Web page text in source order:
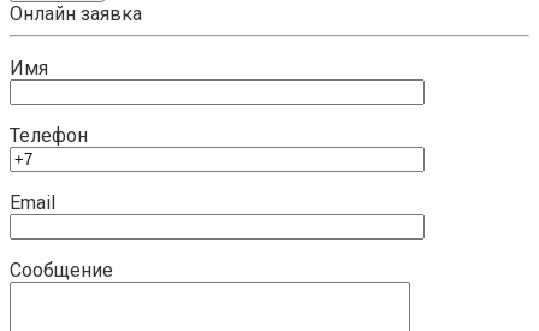
Онлайн заявка
Имя
Телефон
Email
Сообщение